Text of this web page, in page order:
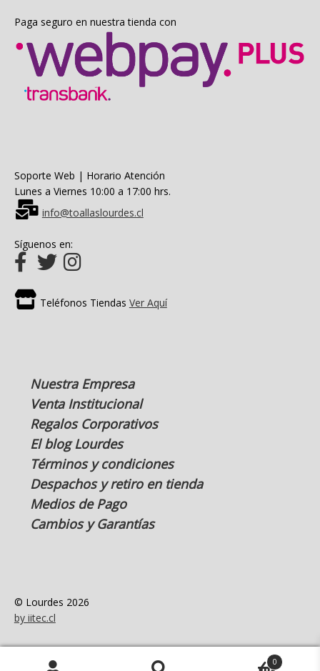
Paga seguro en nuestra tienda con
Soporte Web | Horario Atención
Lunes a Viernes 10:00 a 17:00 hrs.
info@toallaslourdes.cl
Síguenos en:
Teléfonos Tiendas Ver Aquí
Nuestra Empresa
Venta Institucional
Regalos Corporativos
El blog Lourdes
Términos y condiciones
Despachos y retiro en tienda
Medios de Pago
Cambios y Garantías
© Lourdes 2026
by iitec.cl
0